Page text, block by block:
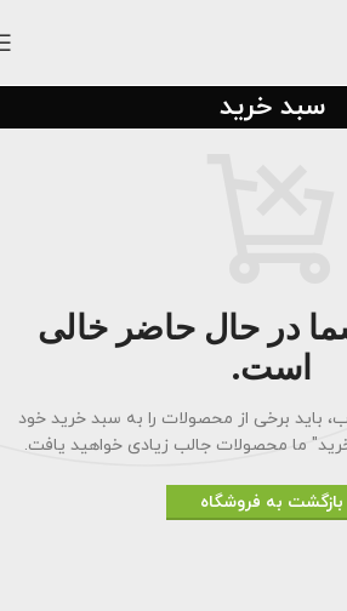
سبد خرید
در حال حاضر خالی
است.
باید برخی از محصولات را به سبد خرید خود
ما محصولات جالب زیادی خواهید یافت.
بازگشت به فروشگاه